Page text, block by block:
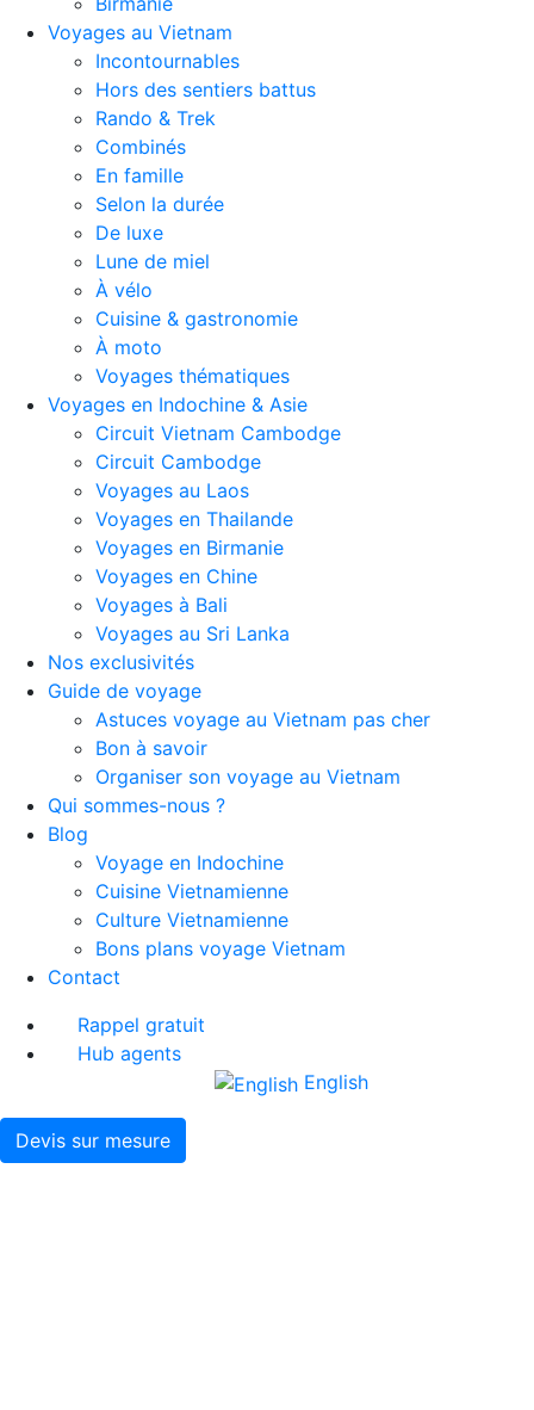
Voyages au Vietnam
Incontournables
Hors des sentiers battus
Rando & Trek
Combinés
En famille
Selon la durée
De luxe
Lune de miel
À vélo
Cuisine & gastronomie
À moto
Voyages thématiques
Voyages en Indochine & Asie
Circuit Vietnam Cambodge
Circuit Cambodge
Voyages au Laos
Voyages en Thailande
Voyages en Birmanie
Voyages en Chine
Voyages à Bali
Voyages au Sri Lanka
Nos exclusivités
Guide de voyage
Astuces voyage au Vietnam pas cher
Bon à savoir
Organiser son voyage au Vietnam
Qui sommes-nous ?
Blog
Voyage en Indochine
Cuisine Vietnamienne
Culture Vietnamienne
Bons plans voyage Vietnam
Contact
Rappel gratuit
Hub agents
English
Devis sur mesure